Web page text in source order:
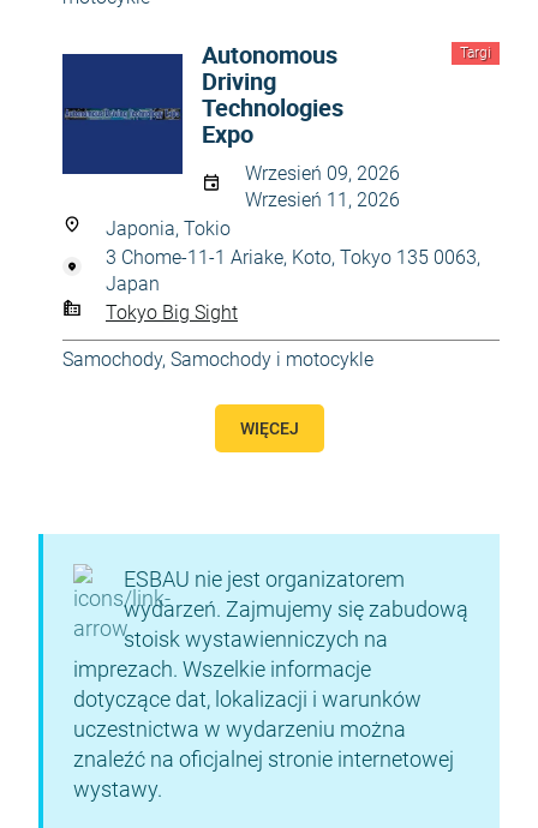
Targi
Autonomous
Driving
Technologies
Expo
Wrzesień 09, 2026
Wrzesień 11, 2026
Japonia, Tokio
3 Chome-11-1 Ariake, Koto, Tokyo 135 0063,
Japan
Tokyo Big Sight
Samochody, Samochody i motocykle
WIĘCEJ
ESBAU nie jest organizatorem
wydarzeń. Zajmujemy się zabudową
stoisk wystawienniczych na
imprezach. Wszelkie informacje
dotyczące dat, lokalizacji i warunków
uczestnictwa w wydarzeniu można
znaleźć na oficjalnej stronie internetowej
wystawy.